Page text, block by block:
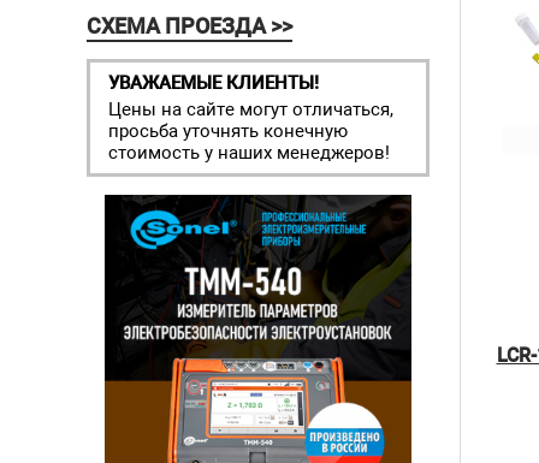
СХЕМА ПРОЕЗДА >>
УВАЖАЕМЫЕ КЛИЕНТЫ!
Цены на сайте могут отличаться,
просьба уточнять конечную
стоимость у наших менеджеров!